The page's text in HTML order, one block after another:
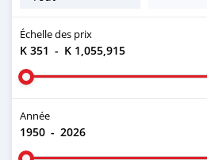
Échelle des prix
K 351 - K 1,055,915
Année
1950 - 2026